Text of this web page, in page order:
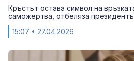
Кръстът остава символ на
саможертва, отбеляза
15:07 • 27.04.2026